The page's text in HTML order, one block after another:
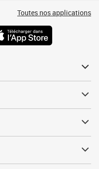
Toutes nos applications